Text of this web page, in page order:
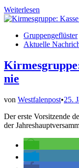
Mit
„Brumse
Zug
Weiterlesen
Veröffentlicht
Gruppengeflüster
Aktuelle
nie
von Westfalenpost•25.
Der erste Vorsitzende
der